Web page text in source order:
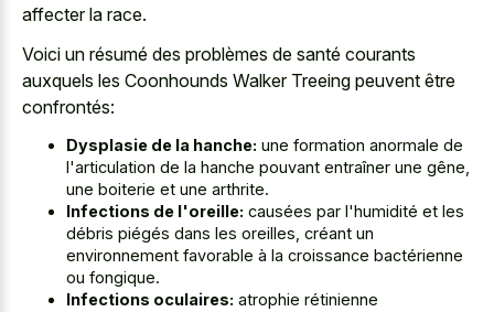
affecter la race.
Voici un résumé des problèmes de santé courants
auxquels les Coonhounds Walker Treeing peuvent être
confrontés:
Dysplasie de la hanche: une formation anormale de
l'articulation de la hanche pouvant entraîner une gêne,
une boiterie et une arthrite.
Infections de l'oreille: causées par l'humidité et les
débris piégés dans les oreilles, créant un
environnement favorable à la croissance bactérienne
ou fongique.
Infections oculaires: atrophie rétinienne